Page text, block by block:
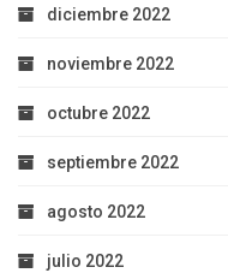
diciembre 2022
noviembre 2022
octubre 2022
septiembre 2022
agosto 2022
julio 2022